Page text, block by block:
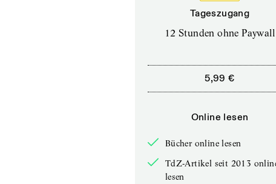
Tageszugang
12 Stunden ohne Paywall
5,99 €
Online lesen
Bücher online lesen
TdZ-Artikel seit 2013
lesen